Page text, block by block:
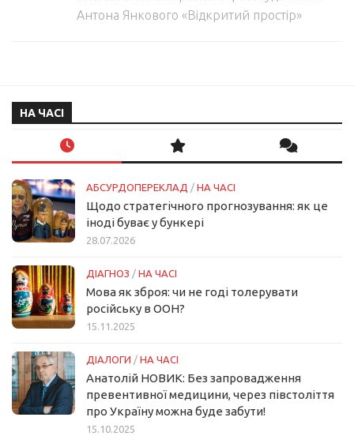
Антона Янкового «Відкритий простір»
НА ЧАСІ
АБСУРДОПЕРЕКЛАД / НА ЧАСІ
Щодо стратегічного прогнозування: як це
іноді буває у бункері
28.07.2026
ДІАГНОЗ / НА ЧАСІ
Мова як зброя: чи не годі толерувати
російську в ООН?
15.11.2025
ДІАЛОГИ / НА ЧАСІ
Анатолій НОВИК: Без запровадження
превентивної медицини, через півстоліття
про Україну можна буде забути!
15.10.2025